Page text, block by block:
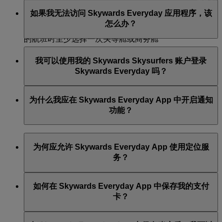
的航班时选择头等舱或商务舱
白金卡会员等级：150,000 定级里程，并在搭乘符合条件
的航班时至少选择一次头等舱或商务舱
松、即时地赚取和使用 Skywards 里程。
Skywards Everyday App。
如果我无法访问 Skywards Everyday 应用程序，该
怎么办？
或 Android 7 或更高版本。请务必使用最新版本的操作
请通过Live Chat* 联系我们。
我可以使用我的 Skywards Skysurfers 账户登录
Skywards Everyday 吗？
Everyday 赚取 Skywards 里程的条件。
为什么我应在 Skywards Everyday App 中开启通知
功能？
通过优惠通知，你可以随时了解何时可以从我们的合作
同时，里程赚取通知会告诉你每次在 Skywards Everyday
合作伙伴处消费时赚取了多少 Skywards 里程。
你可随时在该 App 的“通知”板块中选择开启或关闭此类
为何应允许 Skywards Everyday App 使用定位服
务？
伙伴的位置和可享的特别优惠。
如何在 Skywards Everyday App 中保存我的支付
卡？